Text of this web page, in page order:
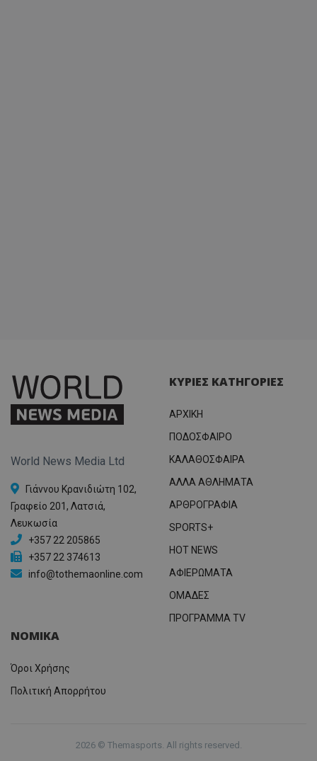
World News Media Ltd
Γιάννου Κρανιδιώτη 102,
Γραφείο 201, Λατσιά,
Λευκωσία
+357 22 205865
+357 22 374613
info@tothemaonline.com
ΚΥΡΙΕΣ ΚΑΤΗΓΟΡΙΕΣ
ΑΡΧΙΚΗ
ΠΟΔΟΣΦΑΙΡΟ
ΚΑΛΑΘΟΣΦΑΙΡΑ
ΑΛΛΑ ΑΘΛΗΜΑΤΑ
ΑΡΘΡΟΓΡΑΦΙΑ
SPORTS+
HOT NEWS
ΑΦΙΕΡΩΜΑΤΑ
ΟΜΑΔΕΣ
ΠΡΟΓΡΑΜΜΑ TV
ΝΟΜΙΚΑ
Όροι Χρήσης
Πολιτική Απορρήτου
2026 © Themasports. All rights reserved.